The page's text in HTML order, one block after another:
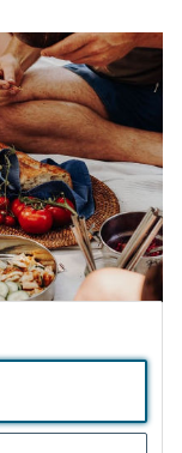
"Null
alles um den